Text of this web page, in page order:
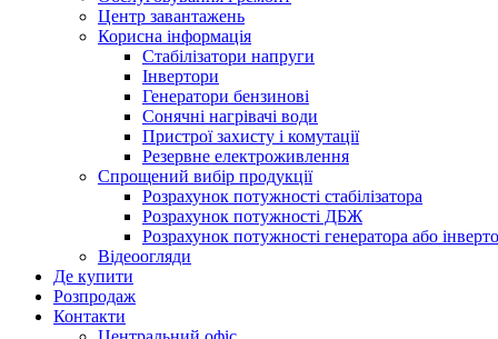
Центр завантажень
Корисна інформація
Стабілізатори напруги
Інвертори
Генератори бензинові
Сонячні нагрівачі води
Пристрої захисту і комутації
Резервне електроживлення
Спрощений вибір продукції
Розрахунок потужності стабілізатора
Розрахунок потужності ДБЖ
Розрахунок потужності генератора або
Відеоогляди
Де купити
Розпродаж
Контакти